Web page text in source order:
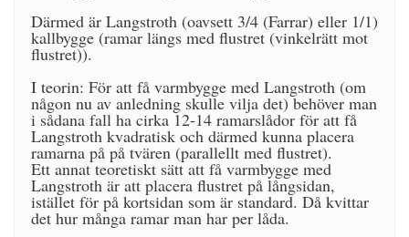
Därmed är Langstroth (oavsett 3/4 (Farrar) eller 1/1)
kallbygge (ramar längs med flustret (vinkelrätt mot
flustret)).
I teorin: För att få varmbygge med Langstroth (om
någon nu av anledning skulle vilja det) behöver man
i sådana fall ha cirka 12-14 ramarslådor för att få
Langstroth kvadratisk och därmed kunna placera
ramarna på på tvären (parallellt med flustret).
Ett annat teoretiskt sätt att få varmbygge med
Langstroth är att placera flustret på långsidan,
istället för på kortsidan som är standard. Då kvittar
det hur många ramar man har per låda.